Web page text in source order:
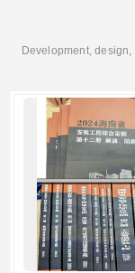
Development,